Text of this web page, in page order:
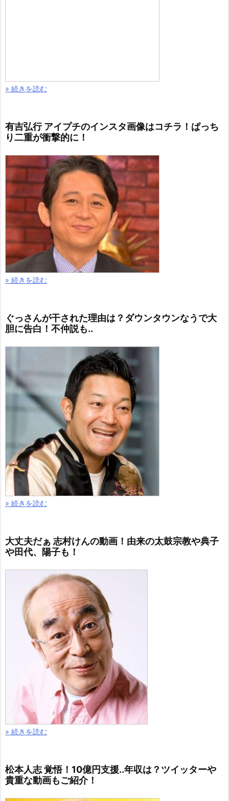
» 続きを読む
有吉弘行 アイプチのインスタ画像はコチラ！ぱっち
り二重が衝撃的に！
» 続きを読む
ぐっさんが干された理由は？ダウンタウンなうで大
胆に告白！不仲説も..
» 続きを読む
大丈夫だぁ 志村けんの動画！由来の太鼓宗教や典子
や田代、陽子も！
» 続きを読む
松本人志 覚悟！10億円支援..年収は？ツイッターや
貴重な動画もご紹介！